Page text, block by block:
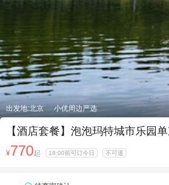
出发地:北京 小优周边严选
【酒店套餐】泡泡玛特城市乐园
¥770起 18:00前可订今日 不可退